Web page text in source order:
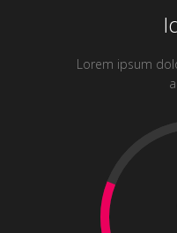
Lorem ipsum